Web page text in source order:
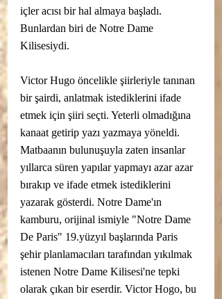
içler acısı bir hal almaya başladı.
Bunlardan biri de Notre Dame
Kilisesiydi.
Victor Hugo öncelikle şiirleriyle tanınan
bir şairdi, anlatmak istediklerini ifade
etmek için şiiri seçti. Yeterli olmadığına
kanaat getirip yazı yazmaya yöneldi.
Matbaanın bulunuşuyla zaten insanlar
yıllarca süren yapılar yapmayı azar azar
bırakıp ve ifade etmek istediklerini
yazarak gösterdi. Notre Dame'ın
kamburu, orijinal ismiyle "Notre Dame
De Paris" 19.yüzyıl başlarında Paris
şehir planlamacıları tarafından yıkılmak
istenen Notre Dame Kilisesi'ne tepki
olarak çıkan bir eserdir. Victor Hogo, bu